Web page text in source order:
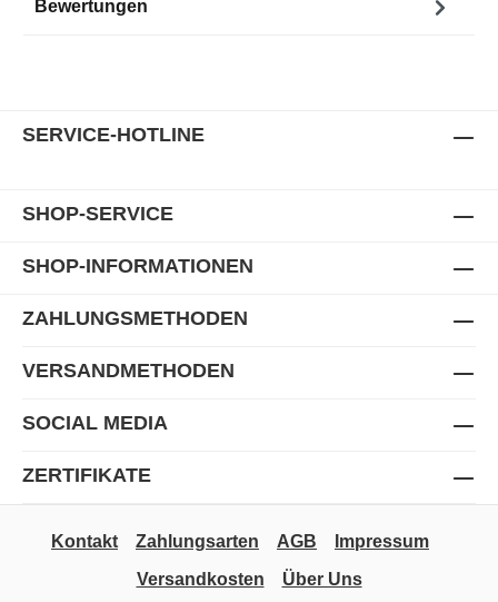
Bewertungen
SERVICE-HOTLINE
SHOP-SERVICE
SHOP-INFORMATIONEN
ZAHLUNGSMETHODEN
VERSANDMETHODEN
SOCIAL MEDIA
ZERTIFIKATE
Kontakt Zahlungsarten AGB
Impressum
Versandkosten
Über Uns